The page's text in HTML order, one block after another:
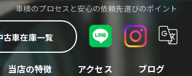
車検のプロセスと安心の依頼先選びのポイント
古車在庫一覧
当店の特徴 アクセス ブログ